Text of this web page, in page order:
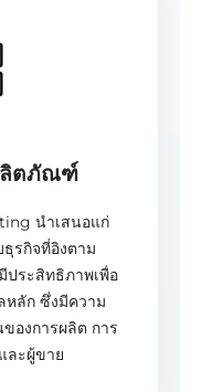
ลิตภัณฑ์
นำเสนอแก่
รกิจที่อิงตาม
ระสิทธิภาพเพื่อ
ลัก ซึ่งมีความ
องการผลิต การ
ละผู้ขาย